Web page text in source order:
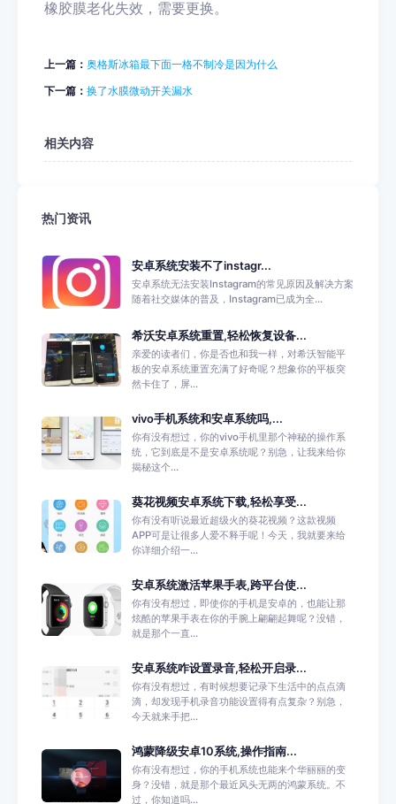
橡胶膜老化失效，需要更换。
上一篇： 奥格斯冰箱最下面一格不制冷是因为什么
下一篇： 换了水膜微动开关漏水
相关内容
热门资讯
安卓系统安装不了instagr...
安卓系统无法安装Instagram的常见原因及解决方案
随着社交媒体的普及，Instagram已成为全...
希沃安卓系统重置,轻松恢复设备...
亲爱的读者们，你是否也和我一样，对希沃智能平
板的安卓系统重置充满了好奇呢？想象你的平板突
然卡住了，屏...
vivo手机系统和安卓系统吗,...
你有没有想过，你的vivo手机里那个神秘的操作系
统，它到底是不是安卓系统呢？别急，让我来给你
揭秘这个...
葵花视频安卓系统下载,轻松享受...
你有没有听说最近超级火的葵花视频？这款视频
APP可是让很多人爱不释手呢！今天，我就要来给
你详细介绍一...
安卓系统激活苹果手表,跨平台使...
你有没有想过，即使你的手机是安卓的，也能让那
炫酷的苹果手表在你的手腕上翩翩起舞呢？没错，
就是那个一直...
安卓系统咋设置录音,轻松开启录...
你有没有想过，有时候想要记录下生活中的点点滴
滴，却发现手机录音功能设置得有点复杂？别急，
今天就来手把...
鸿蒙降级安卓10系统,操作指南...
你有没有想过，你的手机系统也能来个华丽丽的变
身？没错，就是那个最近风头无两的鸿蒙系统。不
过，你知道吗...